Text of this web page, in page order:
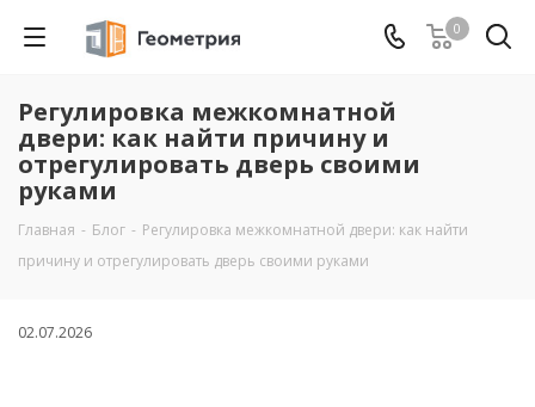
0
Регулировка межкомнатной
двери: как найти причину и
отрегулировать дверь своими
руками
Главная - Блог - Регулировка межкомнатной двери: как найти
причину и отрегулировать дверь своими руками
02.07.2026